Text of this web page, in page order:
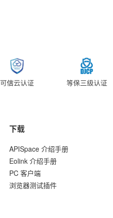
下载
APISpace 介绍手册
Eolink 介绍手册
PC 客户端
浏览器测试插件